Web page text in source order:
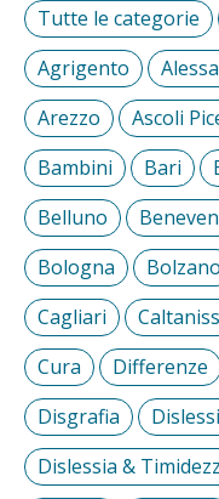
Tutte le categorie
Agrigento
Arezzo
Ascoli
Bambini
Bari
Belluno
Bologna
Bolzano
Cagliari
Cura
Differenze
Disgrafia
Dislessia &